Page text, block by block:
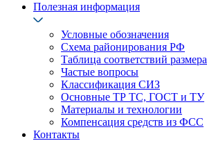
Полезная информация
Условные обозначения
Схема районирования РФ
Таблица соответствий размера
Частые вопросы
Классификация СИЗ
Основные ТР ТС, ГОСТ и ТУ
Материалы и технологии
Компенсация средств из ФСС
Контакты